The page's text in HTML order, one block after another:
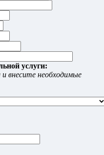
услуги:
внесите необходимые